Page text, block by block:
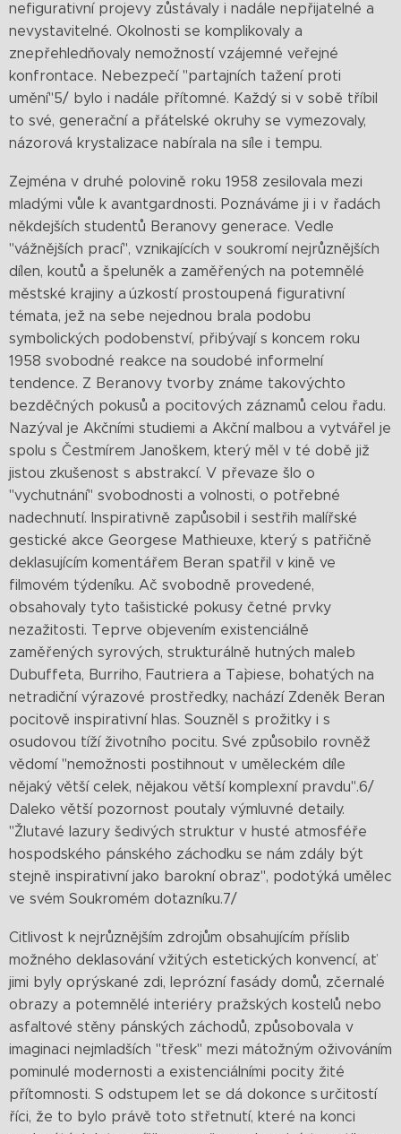
nefigurativní projevy zůstávaly i nadále nepřijatelné a
nevystavitelné. Okolnosti se komplikovaly a
znepřehledňovaly nemožností vzájemné veřejné
konfrontace. Nebezpečí "partajních tažení proti
umění"5/ bylo i nadále přítomné. Každý si v sobě tříbil
to své, generační a přátelské okruhy se vymezovaly,
názorová krystalizace nabírala na síle i tempu.
Zejména v druhé polovině roku 1958 zesilovala mezi
mladými vůle k avantgardnosti. Poznáváme ji i v řadách
někdejších studentů Beranovy generace. Vedle
"vážnějších prací", vznikajících v soukromí nejrůznějších
dílen, koutů a špeluněk a zaměřených na potemnělé
městské krajiny a úzkostí prostoupená figurativní
témata, jež na sebe nejednou brala podobu
symbolických podobenství, přibývají s koncem roku
1958 svobodné reakce na soudobé informelní
tendence. Z Beranovy tvorby známe takovýchto
bezděčných pokusů a pocitových záznamů celou řadu.
Nazýval je Akčními studiemi a Akční malbou a vytvářel je
spolu s Čestmírem Janoškem, který měl v té době již
jistou zkušenost s abstrakcí. V převaze šlo o
"vychutnání" svobodnosti a volnosti, o potřebné
nadechnutí. Inspirativně zapůsobil i sestřih malířské
gestické akce Georgese Mathieuxe, který s patřičně
deklasujícím komentářem Beran spatřil v kině ve
filmovém týdeníku. Ač svobodně provedené,
obsahovaly tyto tašistické pokusy četné prvky
nezažitosti. Teprve objevením existenciálně
zaměřených syrových, strukturálně hutných maleb
Dubuffeta, Burriho, Fautriera a Ta`piese, bohatých na
netradiční výrazové prostředky, nachází Zdeněk Beran
pocitově inspirativní hlas. Souzněl s prožitky i s
osudovou tíží životního pocitu. Své způsobilo rovněž
vědomí "nemožnosti postihnout v uměleckém díle
nějaký větší celek, nějakou větší komplexní pravdu".6/
Daleko větší pozornost poutaly výmluvné detaily.
"Žlutavé lazury šedivých struktur v husté atmosféře
hospodského pánského záchodku se nám zdály být
stejně inspirativní jako barokní obraz", podotýká umělec
ve svém Soukromém dotazníku.7/
Citlivost k nejrůznějším zdrojům obsahujícím příslib
možného deklasování vžitých estetických konvencí, ať
jimi byly oprýskané zdi, leprózní fasády domů, zčernalé
obrazy a potemnělé interiéry pražských kostelů nebo
asfaltové stěny pánských záchodů, způsobovala v
imaginaci nejmladších "třesk" mezi mátožným oživováním
pominulé modernosti a existenciálními pocity žité
přítomnosti. S odstupem let se dá dokonce s určitostí
říci, že to bylo právě toto střetnutí, které na konci